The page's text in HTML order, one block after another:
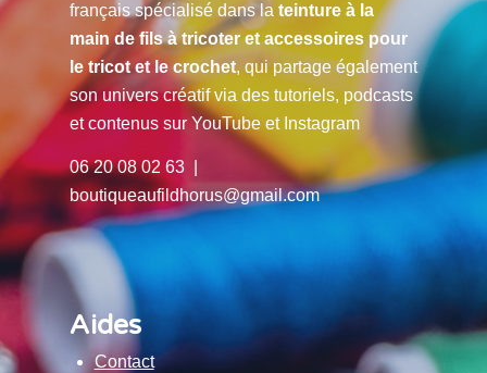
français spécialisé dans la teinture à la
main de fils à tricoter et accessoires pour
le tricot et le crochet, qui partage également
son univers créatif via des tutoriels, podcasts
et contenus sur YouTube et Instagram
06 20 08 02 63 |
boutiqueaufildhorus@gmail.com
Aides
Contact